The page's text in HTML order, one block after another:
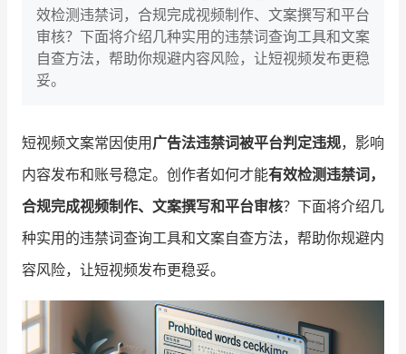
智库 产品场景库
产品更新动态
新零售资讯
培训课程
增长俱乐部
效检测违禁词，合规完成视频制作、文案撰写和平台
审核？下面将介绍几种实用的违禁词查询工具和文案
自查方法，帮助你规避内容风险，让短视频发布更稳
妥。
短视频文案常因使用 广告法违禁词被平台判定违规，影响
内容发布和账号稳定。创作者如何才能有效检测违禁词，
合规完成视频制作、文案撰写和平台审核？下面将介绍几
种实用的违禁词查询工具和文案自查方法，帮助你规避内
容风险，让短视频发布更稳妥。